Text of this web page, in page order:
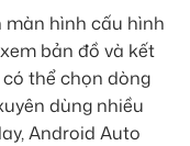
màn hình cấu hình
bản đồ và kết
thể chọn dòng
dùng nhiều
Android Auto